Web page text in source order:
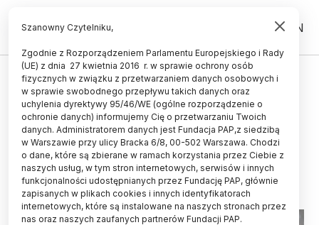
PL EN
ZDROWIE
Badanie: COVID-19 mógł być w
Europie przed grudniem 2019 r.
KATARZYNA CZECHOWICZ
09.02.2024
aktualizacja: 19.02.2024
5 minut czytania
Read the English version of this article
Szanowny Czytelniku,
Zgodnie z Rozporządzeniem Parlamentu Europejskiego i Rady
(UE) z dnia 27 kwietnia 2016 r. w sprawie ochrony osób
fizycznych w związku z przetwarzaniem danych osobowych i
w sprawie swobodnego przepływu takich danych oraz
uchylenia dyrektywy 95/46/WE (ogólne rozporządzenie o
ochronie danych) informujemy Cię o przetwarzaniu Twoich
danych. Administratorem danych jest Fundacja PAP,z siedzibą
w Warszawie przy ulicy Bracka 6/8, 00-502 Warszawa. Chodzi
o dane, które są zbierane w ramach korzystania przez Ciebie z
naszych usług, w tym stron internetowych, serwisów i innych
funkcjonalności udostępnianych przez Fundację PAP, głównie
zapisanych w plikach cookies i innych identyfikatorach
internetowych, które są instalowane na naszych stronach przez
nas oraz naszych zaufanych partnerów Fundacji PAP.